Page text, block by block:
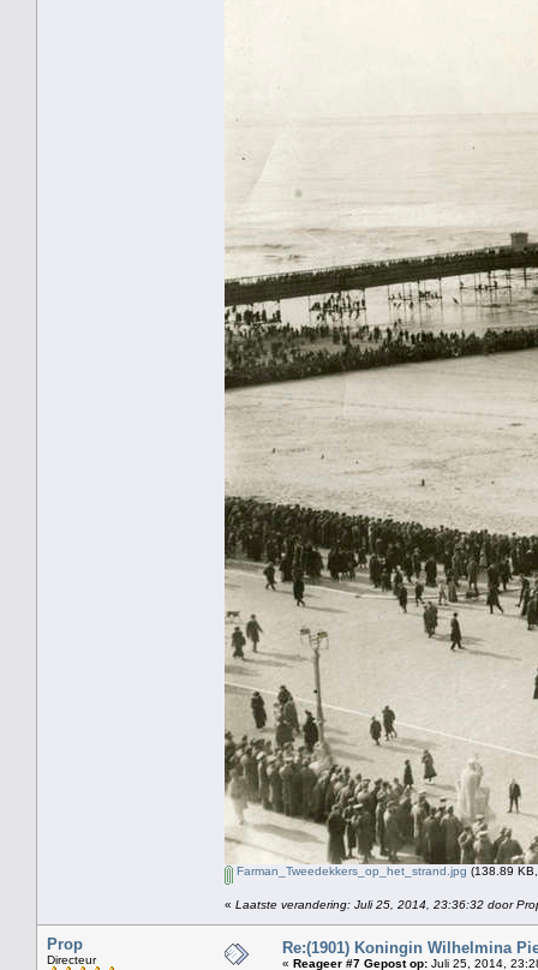
Farman_Tweedekkers_op_het_strand.jpg (138.89
« Laatste verandering: Juli 25, 2014, 23:36:32 door
Prop
Directeur
Re:(1901) Koningin Wilhelmina
« Reageer #7 Gepost op: Juli 25, 2014,